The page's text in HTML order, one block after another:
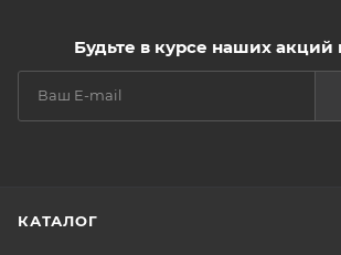
Будьте в курсе наших акций
КАТАЛОГ